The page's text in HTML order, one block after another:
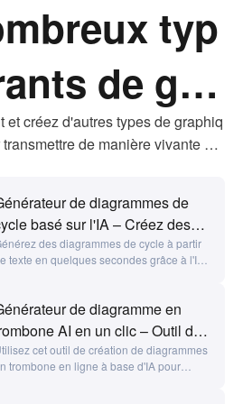
typ
de gra
d'informati
on
et créez d'autres types de graphiq
de manière vivante vot
de diagrammes de
basé sur l'IA – Créez des
de cycle
en ligne
des diagrammes de cycle à partir
texte en quelques secondes grâce à l'IA.
au format PNG, JPG, PPT ou PDF.
pour visualiser les flux de cycle et
l'efficacité des processus.
de diagramme en
AI en un clic – Outil de
en trombone en ligne
cet outil de création de diagrammes
trombone en ligne à base d'IA pour